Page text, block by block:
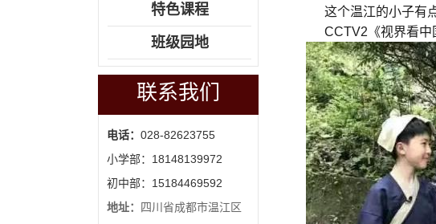
特色课程
班级园地
联系我们
电话： 028-82623755
小学部：18148139972
初中部：15184469592
地址：
四川省成都市温江区
这个温江的小子有
CCTV2《视界看中